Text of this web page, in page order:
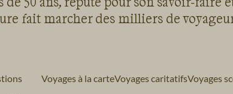
fait marcher des milliers de
Voyages à la carteVoyages caritatifsVoyages